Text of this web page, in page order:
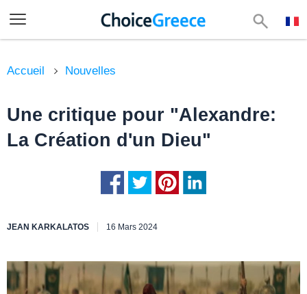
Accueil Nouvelles
Une critique pour "Alexandre:
La Création d'un Dieu"
JEAN KARKALATOS 16 Mars 2024